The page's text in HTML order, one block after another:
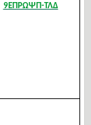
9ΕΠΡΩΨΠ-ΤΛΔ